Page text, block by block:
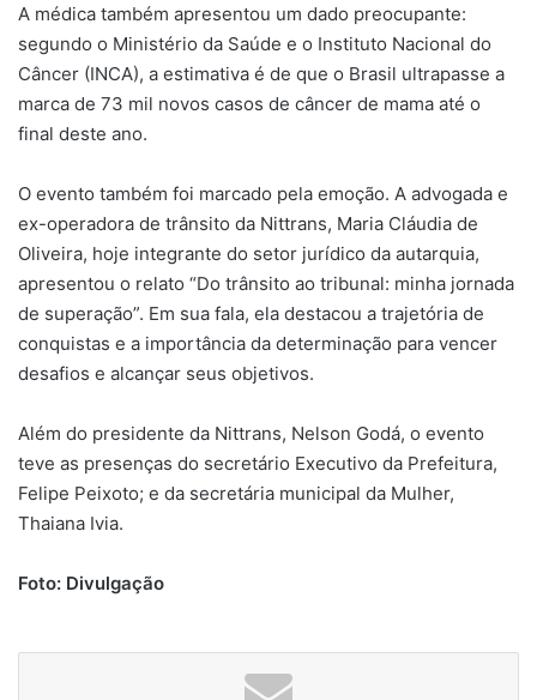
A médica também apresentou um dado preocupante:
segundo o Ministério da Saúde e o Instituto Nacional do
Câncer (INCA), a estimativa é de que o Brasil ultrapasse a
marca de 73 mil novos casos de câncer de mama até o
final deste ano.
O evento também foi marcado pela emoção. A advogada e
ex-operadora de trânsito da Nittrans, Maria Cláudia de
Oliveira, hoje integrante do setor jurídico da autarquia,
apresentou o relato “Do trânsito ao tribunal: minha jornada
de superação”. Em sua fala, ela destacou a trajetória de
conquistas e a importância da determinação para vencer
desafios e alcançar seus objetivos.
Além do presidente da Nittrans, Nelson Godá, o evento
teve as presenças do secretário Executivo da Prefeitura,
Felipe Peixoto; e da secretária municipal da Mulher,
Thaiana Ivia.
Foto: Divulgação